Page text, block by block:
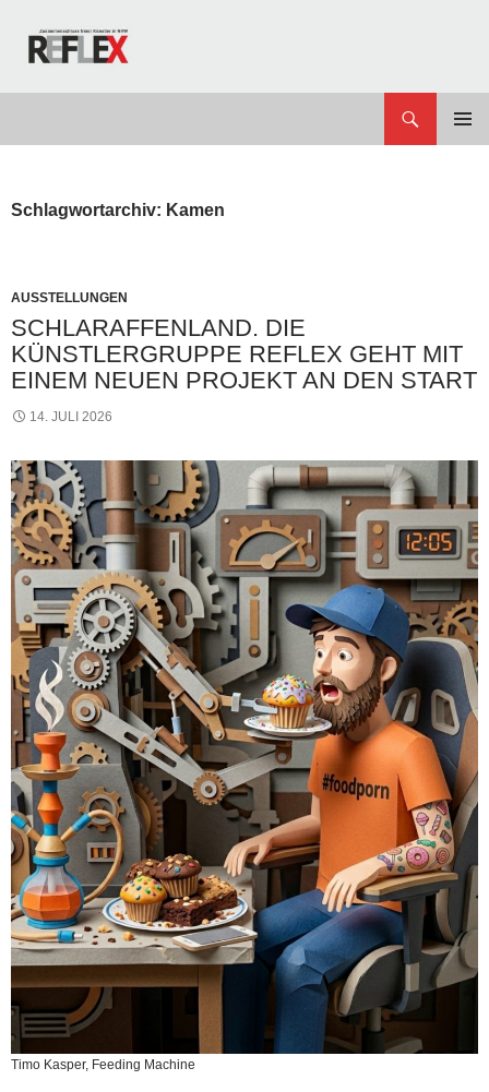
Inhalt
springen
Schlagwortarchiv: Kamen
AUSSTELLUNGEN
SCHLARAFFENLAND. DIE
KÜNSTLERGRUPPE REFLEX GEHT MIT
EINEM NEUEN PROJEKT AN DEN START
14. JULI 2026
Timo Kasper, Feeding Machine